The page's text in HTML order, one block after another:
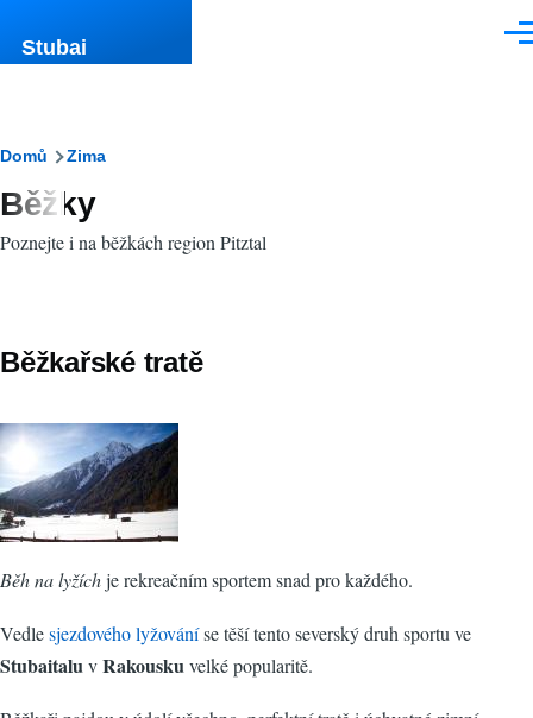
Stubai
Drobečková
navigace
Domů Zima
Běžky
Poznejte i na běžkách region Pitztal
Běžkařské tratě
Běh na lyžíchje rekreačním sportem snad pro každého.
Vedlesjezdového lyžováníse těší tento severský druh sportu ve
StubaitaluvRakouskuvelké popularitě.